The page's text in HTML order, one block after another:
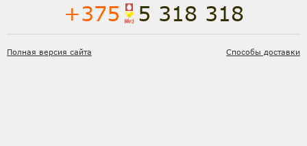
+375 5 318 318
Полная версия сайта Способы доставки